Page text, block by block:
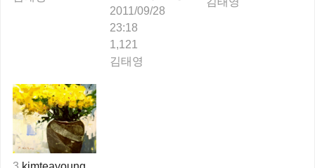
2011/09/28
23:18
1,121
김태영